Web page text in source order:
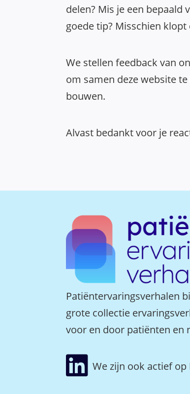
delen? Mis je een bepaald
goede tip? Misschien
We stellen feedback van
om samen deze website
bouwen.
Alvast bedankt voor je
Patiëntervaringsverhalen
grote collectie
voor en door patiënten en
 We zijn ook actief op